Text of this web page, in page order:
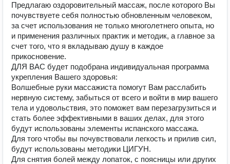
Предлагаю оздоровительный массаж, после которого Вы
почувствуете себя полностью обновленным человеком,
за счет использования не только многолетнего опыта, но
и применения различных практик и методик, а главное за
счет того, что я вкладываю душу в каждое
прикосновение.
ДЛЯ ВАС будет подобрана индивидуальная программа
укрепления Вашего здоровья:
Волшебные руки массажиста помогут Вам расслабить
нервную систему, забыться от всего и войти в мир вашего
тела и удовольствия, это поможет вам перезагрузиться и
стать более эффективными в ваших делах, для этого
будут использованы элементы испанского массажа.
Для того чтобы вы почувствовали легкость и прилив сил,
будут использованы методики ЦИГУН.
Для снятия болей между лопаток, с поясницы или других